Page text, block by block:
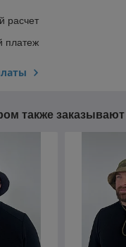
расчет
платеж
также заказывают